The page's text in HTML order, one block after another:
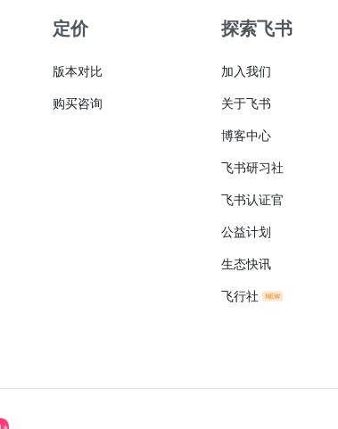
定价
版本对比
购买咨询
探索飞书
加入我们
关于飞书
博客中心
飞书研习社
飞书认证官
公益计划
生态快讯
飞行社